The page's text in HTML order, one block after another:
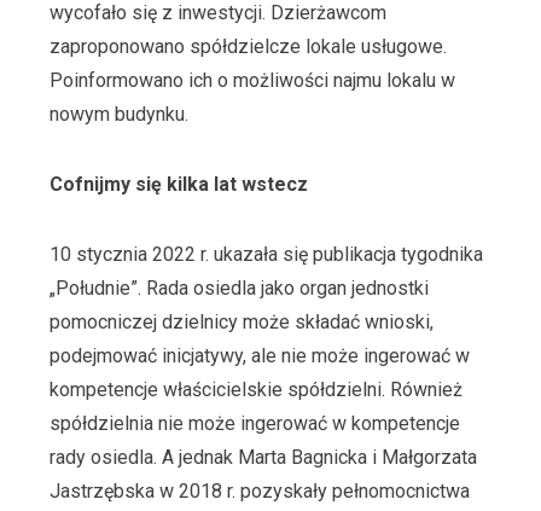
wycofało się z inwestycji. Dzierżawcom
zaproponowano spółdzielcze lokale usługowe.
Poinformowano ich o możliwości najmu lokalu w
nowym budynku.
Cofnijmy się kilka lat wstecz
10 stycznia 2022 r. ukazała się publikacja tygodnika
„Południe”. Rada osiedla jako organ jednostki
pomocniczej dzielnicy może składać wnioski,
podejmować inicjatywy, ale nie może ingerować w
kompetencje właścicielskie spółdzielni. Również
spółdzielnia nie może ingerować w kompetencje
rady osiedla. A jednak Marta Bagnicka i Małgorzata
Jastrzębska w 2018 r. pozyskały pełnomocnictwa